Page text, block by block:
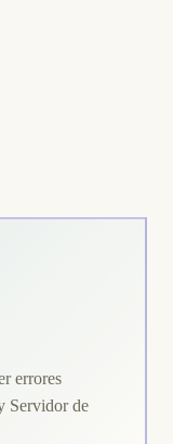
errores
Servidor de